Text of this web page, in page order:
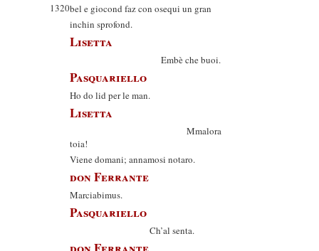
1320bel e giocond faz con osequi un gran
inchin sprofond.
Lisetta
Embè che buoi.
Pasquariello
Ho do lid per le man.
Lisetta
Mmalora
toia!
Viene domani; annamosi notaro.
don Ferrante
Marciabimus.
Pasquariello
Ch’al senta.